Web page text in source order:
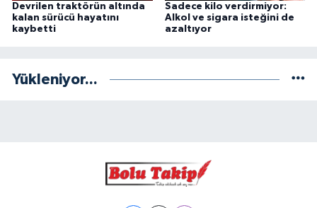
Devrilen traktörün altında
kalan sürücü hayatını
kaybetti
Sadece kilo verdirmiyor:
Alkol ve sigara isteğini de
azaltıyor
Yükleniyor...